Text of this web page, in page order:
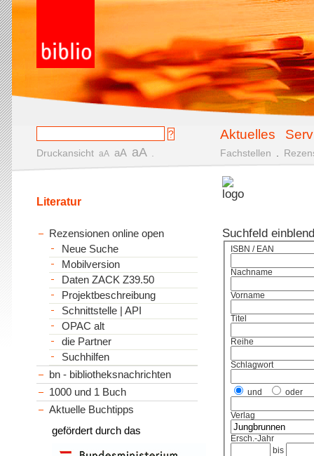
Aktuelles
Druckansicht aA aA aA Fachstellen
Suchfeld
ISBN / EAN
Nachname
Vorname
Titel
Reihe
Schlagwort
und oder
Verlag
Ersch.-Jahr
bis
Literatur
Rezensionen online open
Neue Suche
Mobilversion
Daten ZACK Z39.50
Projektbeschreibung
Schnittstelle | API
OPAC alt
die Partner
Suchhilfen
bn - bibliotheksnachrichten
1000 und 1 Buch
Aktuelle Buchtipps
gefördert durch das